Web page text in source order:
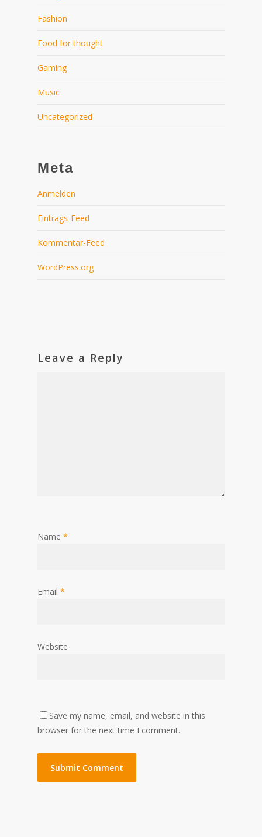
Fashion
Food for thought
Gaming
Music
Uncategorized
Meta
Anmelden
Eintrags-Feed
Kommentar-Feed
WordPress.org
Leave a Reply
Name *
Email *
Website
Save my name, email, and website in this
browser for the next time I comment.